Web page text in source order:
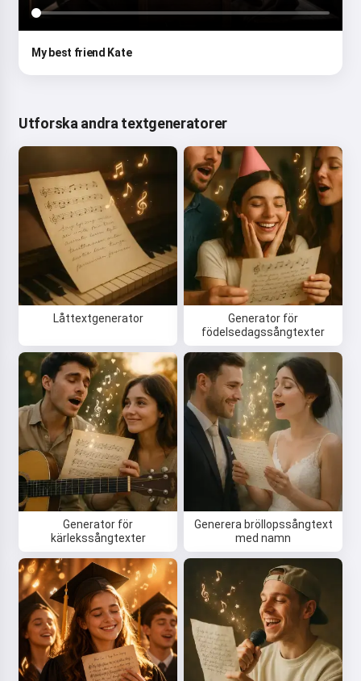
My best friend Kate
Utforska andra textgeneratorer
Låttextgenerator
Generator för
födelsedagssångtexter
Generator för
kärlekssångtexter
Generera bröllopssångtext
med namn